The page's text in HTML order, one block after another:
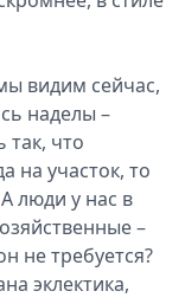
видим сейчас,
наделы –
так, что
на участок, то
люди у нас в
–
не требуется?
эклектика,